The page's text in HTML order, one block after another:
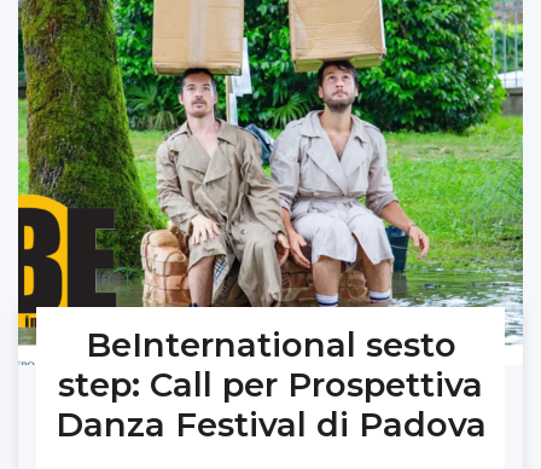
BeInternational sesto
step: Call per Prospettiva
Danza Festival di Padova